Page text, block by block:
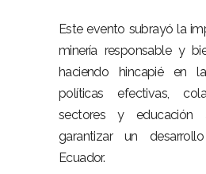
Este evento subrayó la
minería responsable y
haciendo hincapié en
políticas efectivas,
sectores y educación
garantizar un
Ecuador.